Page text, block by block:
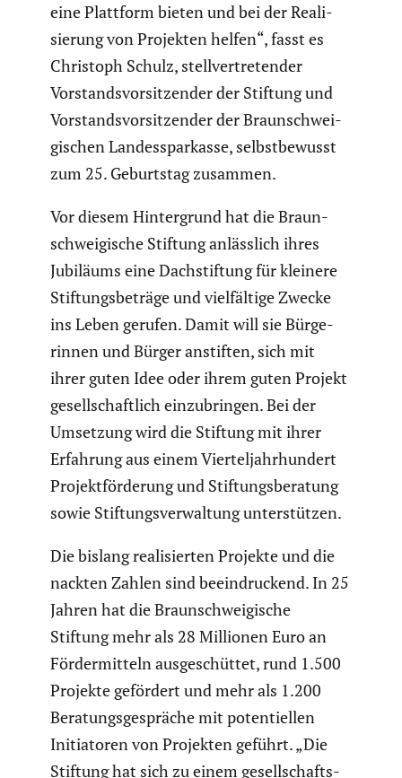
eine Plattform bieten und bei der Reali­
sie­rung von Projekten helfen“, fasst es
Christoph Schulz, stell­ver­tre­tender
Vorstands­vor­sit­zender der Stiftung und
Vorstands­vor­sit­zender der Braun­schwei­
gi­schen Landes­spar­kasse, selbst­be­wusst
zum 25. Geburtstag zusammen.
Vor diesem Hinter­grund hat die Braun­
schwei­gi­sche Stiftung anläss­lich ihres
Jubiläums eine Dachstif­tung für kleinere
Stiftungs­be­träge und vielfäl­tige Zwecke
ins Leben gerufen. Damit will sie Bürge­
rinnen und Bürger anstiften, sich mit
ihrer guten Idee oder ihrem guten Projekt
gesell­schaft­lich einzu­bringen. Bei der
Umsetzung wird die Stiftung mit ihrer
Erfahrung aus einem Viertel­jahr­hun­dert
Projekt­för­de­rung und Stiftungs­be­ra­tung
sowie Stiftungs­ver­wal­tung unter­stützen.
Die bislang reali­sierten Projekte und die
nackten Zahlen sind beein­dru­ckend. In 25
Jahren hat die Braun­schwei­gi­sche
Stiftung mehr als 28 Millionen Euro an
Förder­mit­teln ausge­schüttet, rund 1.500
Projekte gefördert und mehr als 1.200
Beratungs­ge­spräche mit poten­ti­ellen
Initia­toren von Projekten geführt. „Die
Stiftung hat sich zu einem gesell­schafts­